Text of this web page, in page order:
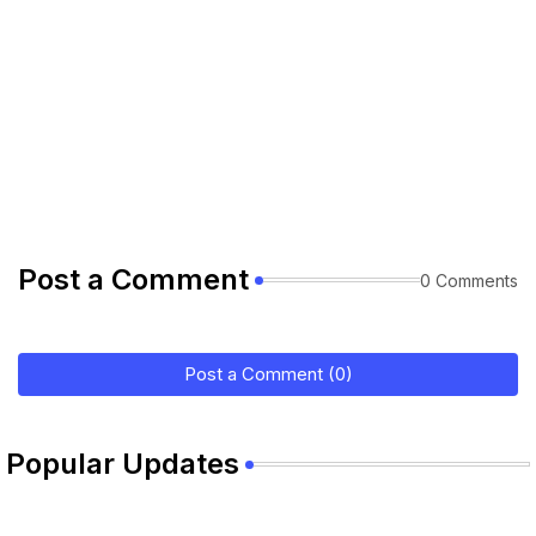
Post a Comment 0 Comments
Post a Comment (0)
Popular Updates